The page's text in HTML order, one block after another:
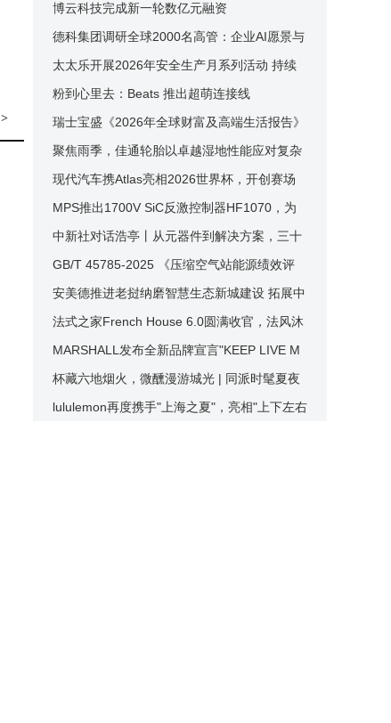
>
博云科技完成新一轮数亿元融资
德科集团调研全球2000名高管：企业AI愿景与
组织就绪度差距日趋扩大
太太乐开展2026年安全生产月系列活动 持续
深化全员安全文化建设
粉到心里去：Beats 推出超萌连接线
瑞士宝盛《2026年全球财富及高端生活报告》
亚太地区摘要
聚焦雨季，佳通轮胎以卓越湿地性能应对复杂
路况
现代汽车携Atlas亮相2026世界杯，开创赛场
应用先河
MPS推出1700V SiC反激控制器HF1070，为
高压辅助电源带来高效新方案
中新社对话浩亭丨从元器件到解决方案，三十
年的本土化深耕
GB/T 45785-2025 《压缩空气站能源绩效评
价》国标英文版正式发布｜阿特拉斯・科普柯
深度助力国内空压标准全球化落地
安美德推进老挝纳磨智慧生态新城建设 拓展中
国--东盟产业合作新空间
法式之家French House 6.0圆满收官，法风沐
夏定格美食与生活艺术礼赞
MARSHALL发布全新品牌宣言"KEEP LIVE M
USIC ALIVE ---- 守住现场"
杯藏六地烟火，微醺漫游城光 | 同派时髦夏夜
潮流解锁在地文化探索体验
lululemon再度携手"上海之夏"，亮相"上下左右